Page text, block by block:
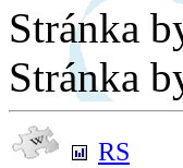
Stránka
Stránka
RS